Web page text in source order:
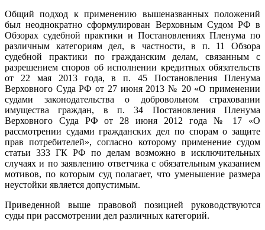
Общий подход к применению вышеназванных положений
был неоднократно сформулирован Верховным Судом РФ в
Обзорах судебной практики и Постановлениях Пленума по
различным категориям дел, в частности, в п. 11 Обзора
судебной практики по гражданским делам, связанным с
разрешением споров об исполнении кредитных обязательств
от 22 мая 2013 года, в п. 45 Постановления Пленума
Верховного Суда РФ от 27 июня 2013 № 20 «О применении
судами законодательства о добровольном страховании
имущества граждан, в п. 34 Постановления Пленума
Верховного Суда РФ от 28 июня 2012 года № 17 «О
рассмотрении судами гражданских дел по спорам о защите
прав потребителей», согласно которому применение судом
статьи 333 ГК РФ по делам возможно в исключительных
случаях и по заявлению ответчика с обязательным указанием
мотивов, по которым суд полагает, что уменьшение размера
неустойки является допустимым.
Приведенной выше правовой позицией руководствуются
суды при рассмотрении дел различных категорий.